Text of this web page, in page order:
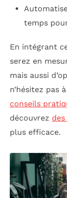
temps
En intégrant
serez en
mais aussi
n’hésitez pas
conseils
découvrez
plus efficace.